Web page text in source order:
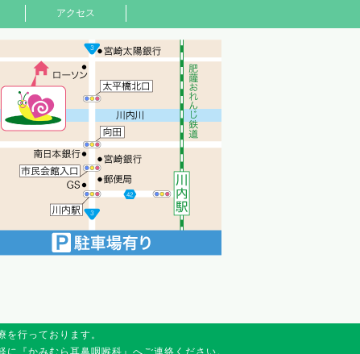
アクセス
行っております。
『かみむら耳鼻咽喉科』へご連絡ください。